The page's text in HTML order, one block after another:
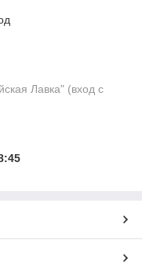
Лавка" (вход с